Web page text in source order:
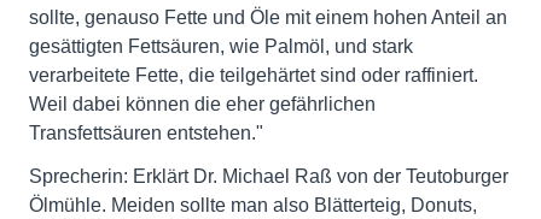
sollte, genauso Fette und Öle mit einem hohen Anteil an
gesättigten Fettsäuren, wie Palmöl, und stark
verarbeitete Fette, die teilgehärtet sind oder raffiniert.
Weil dabei können die eher gefährlichen
Transfettsäuren entstehen."
Sprecherin: Erklärt Dr. Michael Raß von der Teutoburger
Ölmühle. Meiden sollte man also Blätterteig, Donuts,